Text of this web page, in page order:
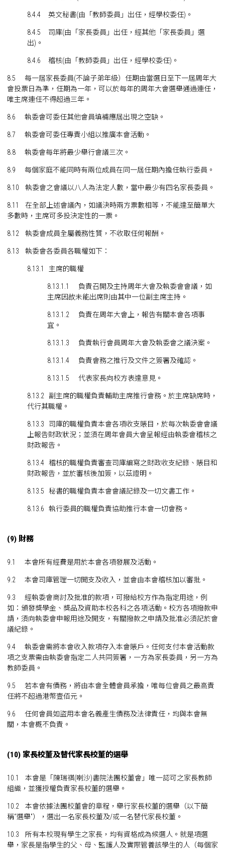
8.4.4 英文秘書(由「教師委員」出任，經學校委任)。
8.4.5 司庫(由「家長委員」出任，經其他「家長委員」選
出)。
8.4.6 稽核(由「教師委員」出任，經學校委任)。
8.5 每一屆家長委員(不論子弟年級）任期由當選日至下一屆周年大
會投票日為準，任期為一年，可以於每年的周年大會選舉通過連任，
唯主席連任不得超過三年。
8.6 執委會可委任其他會員填補應屆出現之空缺。
8.7 執委會可委任專責小組以推廣本會活動。
8.8 執委會每年將最少舉行會議三次。
8.9 每個家庭不能同時有兩位成員在同一屆任期內擔任執行委員。
8.10 執委會之會議以八人為法定人數，當中最少有四名家長委員。
8.11 在全部上述會議內，如議決時兩方票數相等，不能達至簡單大
多數時，主席可多投決定性的一票。
8.12 執委會成員全屬義務性質，不收取任何報酬。
8.13 執委會各委員各職權如下：
8.13.1 主席的職權
8.13.1.1 負責召開及主持周年大會及執委會會議，如
主席因故未能出席則由其中一位副主席主持。
8.13.1.2 負責在周年大會上，報告有關本會各項事
宜。
8.13.1.3 負責執行會員周年大會及執委會之議決案。
8.13.1.4 負責會務之推行及文件之簽署及確認。
8.13.1.5 代表家長向校方表達意見。
8.13.2 副主席的職權負責輔助主席推行會務。於主席缺席時，
代行其職權。
8.13.3 司庫的職權負責本會各項收支賬目，於每次執委會會議
上報告財政狀況；並須在周年會員大會呈報經由執委會稽核之
財政報告。
8.13.4 稽核的職權負責審查司庫編寫之財政收支紀錄、賬目和
財政報告，並於審核後加簽，以茲證明。
8.13.5 秘書的職權負責本會會議記錄及一切文書工作。
8.13.6 執行委員的職權負責協助推行本會一切會務。
(9) 財務
9.1 本會所有經費是用於本會各項發展及活動。
9.2 本會司庫管理一切開支及收入，並會由本會稽核加以審批。
9.3 經執委會商討及批准的款項，可撥給校方作為指定用途，例
如：頒發獎學金、獎品及資助本校各科之各項活動。校方各項撥款申
請，須向執委會申報用途及開支，有關撥款之申請及批准必須記於會
議紀錄。
9.4 執委會需將本會收入款項存入本會賬戶。任何支付本會活動款
項之支票需由執委會指定二人共同簽署，一方為家長委員，另一方為
教師委員。
9.5 若本會有債務，將由本會全體會員承擔，唯每位會員之最高責
任將不超過港幣壹佰元。
9.6 任何會員如盜用本會名義產生債務及法律責任，均與本會無
關，本會概不負責。
(10) 家長校董及替代家長校董的選舉
10.1 本會是「陳瑞祺(喇沙)書院法團校董會」唯一認可之家長教師
組織，並獲授權負責家長校董的選舉。
10.2 本會依據法團校董會的章程，舉行家長校董的選舉（以下簡
稱“選舉”），選出一名家長校董及/或一名替代家長校董。
10.3 所有本校現有學生之家長，均有資格成為候選人。就是項選
舉，家長是指學生的父、母、監護人及實際管養該學生的人（每個家